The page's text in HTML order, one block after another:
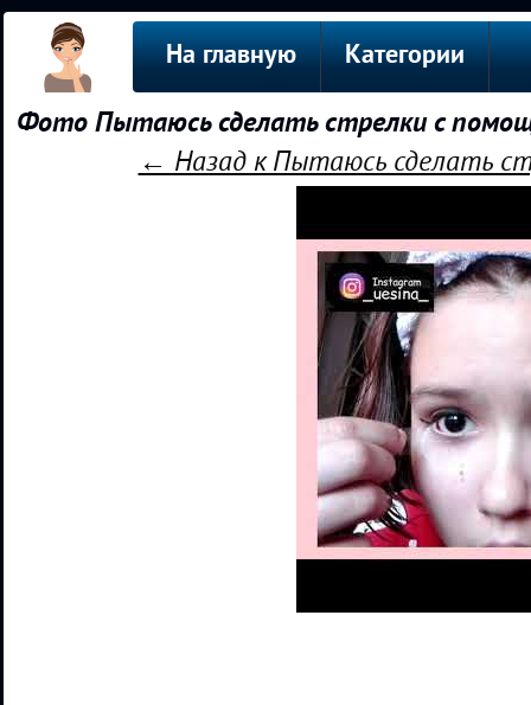
На главную Категории
Фото Пытаюсь сделать стрелки с
← Назад к Пытаюсь сделать